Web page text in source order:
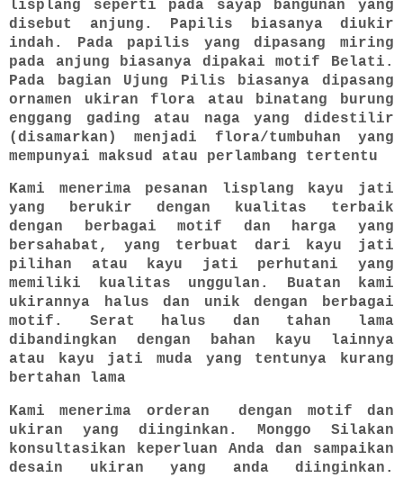
lisplang seperti pada sayap bangunan yang
disebut anjung. Papilis biasanya diukir
indah. Pada papilis yang dipasang miring
pada anjung biasanya dipakai motif Belati.
Pada bagian Ujung Pilis biasanya dipasang
ornamen ukiran flora atau binatang burung
enggang gading atau naga yang didestilir
(disamarkan) menjadi flora/tumbuhan yang
mempunyai maksud atau perlambang tertentu
Kami menerima pesanan lisplang kayu jati
yang berukir dengan kualitas terbaik
dengan berbagai motif dan harga yang
bersahabat, yang terbuat dari kayu jati
pilihan atau kayu jati perhutani yang
memiliki kualitas unggulan. Buatan kami
ukirannya halus dan unik dengan berbagai
motif. Serat halus dan tahan lama
dibandingkan dengan bahan kayu lainnya
atau kayu jati muda yang tentunya kurang
bertahan lama
Kami menerima orderan dengan motif dan
ukiran yang diinginkan. Monggo Silakan
konsultasikan keperluan Anda dan sampaikan
desain ukiran yang anda diinginkan.